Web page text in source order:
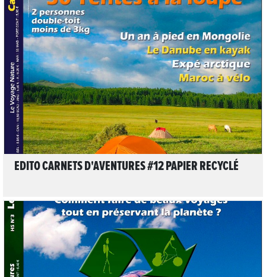
LIRE L'ARTICLE
EDITO CARNETS D'AVENTURES #12 PAPIER RECYCLÉ
LIRE L'ARTICLE